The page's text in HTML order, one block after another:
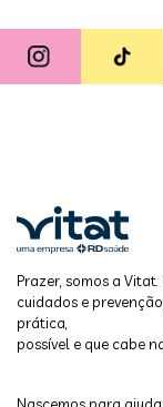
Prazer, somos a
cuidados e
prática,
possível e que cabe